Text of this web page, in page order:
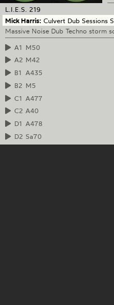
L.I.E.S. 219
Mick Harris: Culvert Dub Sessions
Massive Noise Dub Techno storm
A1 M50
A2 M42
B1 A435
B2 M5
C1 A477
C2 A40
D1 A478
D2 Sa70